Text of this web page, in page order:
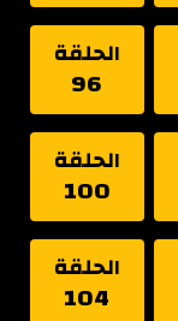
الحلقة
96
الحلقة
100
الحلقة
104